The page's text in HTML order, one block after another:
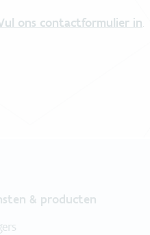
ons contactformulier in.
& producten